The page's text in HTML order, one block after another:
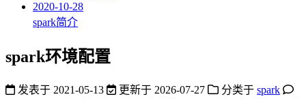
2020-10-28
spark简介
spark环境配置
发表于 2021-05-13 更新于 2026-07-27 分类于 spark